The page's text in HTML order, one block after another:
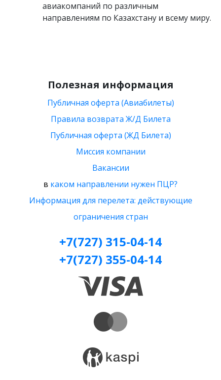
авиакомпаний по различным
направлениям по Казахстану и всему миру.
Полезная информация
Публичная оферта (Авиабилеты)
Правила возврата Ж/Д Билета
Публичная оферта (ЖД Билета)
Миссия компании
Вакансии
в каком направлении нужен ПЦР?
Информация для перелета: действующие
ограничения стран
+7(727) 315-04-14
+7(727) 355-04-14